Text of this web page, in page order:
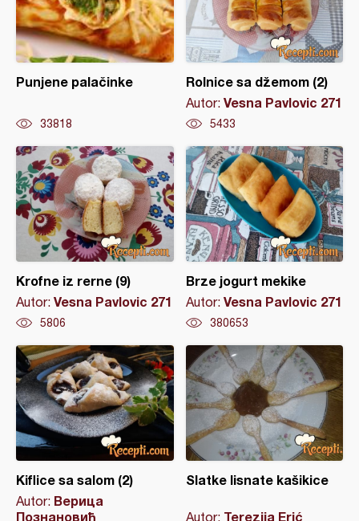
Punjene palačinke
33818
Rolnice sa džemom (2)
Autor: Vesna Pavlovic 271
5433
Krofne iz rerne (9)
Autor: Vesna Pavlovic 271
5806
Brze jogurt mekike
Autor: Vesna Pavlovic 271
380653
Kiflice sa salom (2)
Autor: Верица
Познановић
Slatke lisnate kašikice
Autor: Terezija Erić